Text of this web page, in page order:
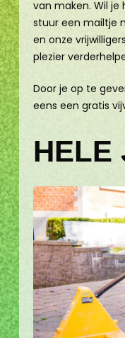
van maken. Wil je
stuur een mailtje
en onze
plezier
Door je op te
eens een gratis
HELE